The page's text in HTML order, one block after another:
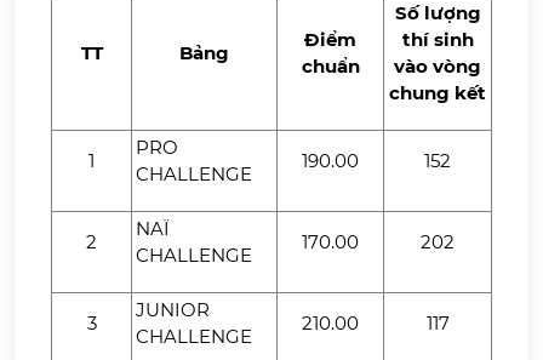
TT Bảng
Điểm
chuẩn
Số lượng
thí sinh
vào vòng
chung kết
1
PRO
CHALLENGE
190.00 152
2
NAÏ
CHALLENGE
170.00 202
3
JUNIOR
CHALLENGE
210.00 117